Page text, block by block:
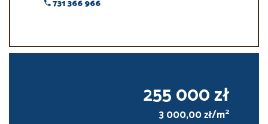
731 366 966
255 000 zł
3 000,00 zł/m2